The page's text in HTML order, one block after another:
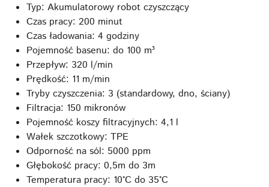
Typ: Akumulatorowy robot czyszczący
Czas pracy: 200 minut
Czas ładowania: 4 godziny
Pojemność basenu: do 100 m³
Przepływ: 320 l/min
Prędkość: 11 m/min
Tryby czyszczenia: 3 (standardowy, dno, ściany)
Filtracja: 150 mikronów
Pojemność koszy filtracyjnych: 4,1 l
Wałek szczotkowy: TPE
Odporność na sól: 5000 ppm
Głębokość pracy: 0,5m do 3m
Temperatura pracy: 10°C do 35°C